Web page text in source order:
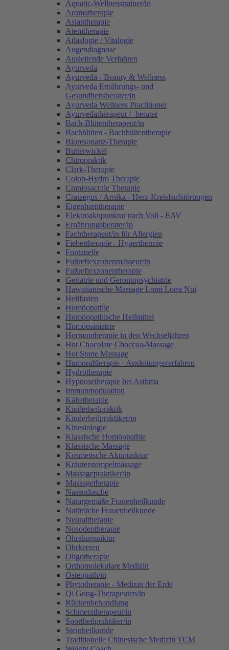
Aquatic-Wellnesstrainer/in
Aromatherapie
Aslantherapie
Atemtherapie
Atlaslogie / Vitalogie
Augendiagnose
Ausleitende Verfahren
Ayurveda
Ayurveda - Beauty & Wellness
Ayurveda Ernährungs- und
Gesundheitsberater/in
Ayurveda Wellness Practitioner
Ayurvedatherapeut / -berater
Bach-Blütentherapeut/in
Bachblüten - Bachblütentherapie
Bioresonanz-Therapie
Butterwickel
Chiropraktik
Clark-Therapie
Colon-Hydro Therapie
Craniosacrale Therapie
Crataegus / Arnika - Herz-Kreislaufstörungen
Eigenharntherapie
Elektroakupunktur nach Voll - EAV
Ernährungsberater/in
Fachtherapeut/in für Allergien
Fiebertherapie - Hyperthermie
Fontanelle
Fußreflexzonenmasseur/in
Fußreflexzonentherapie
Geriatrie und Gerontopsychiatrie
Hawaiianische Massage Lomi Lomi Nui
Heilfasten
Homöopathie
Homöopathische Heilmittel
Homöosiniatrie
Hormontherapie in den Wechseljahren
Hot Chocolate Choccoa-Massage
Hot Stone Massage
Humoraltherapie - Ausleitungsverfahren
Hydrotherapie
Hypnosetherapie bei Asthma
Immunmodulation
Kältetherapie
Kinderheilpraktik
Kinderheilpraktiker/in
Kinesiologie
Klassische Homöopathie
Klassische Massage
Kosmetische Akupunktur
Kräuterstempelmassage
Massagepraktiker/in
Massagetherapie
Nasendusche
Naturgemäße Frauenheilkunde
Natürliche Frauenheilkunde
Neuraltherapie
Nosodentherapie
Ohrakupunktur
Ohrkerzen
Oligotherapie
Orthomolekulare Medizin
Osteopath/in
Phytotherapie - Medizin der Erde
Qi Gong-Therapeuten/in
Rückenbehandlung
Schmerztherapeut/in
Sportheilpraktiker/in
Steinheilkunde
Traditionelle Chinesische Medizin TCM